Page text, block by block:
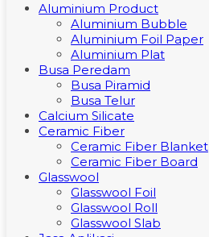
Aluminium Product
Aluminium Bubble
Aluminium Foil Paper
Aluminium Plat
Busa Peredam
Busa Piramid
Busa Telur
Calcium Silicate
Ceramic Fiber
Ceramic Fiber Blanket
Ceramic Fiber Board
Glasswool
Glasswool Foil
Glasswool Roll
Glasswool Slab